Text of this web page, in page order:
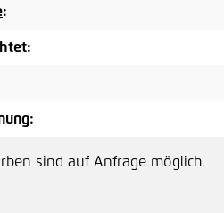
:
sind auf Anfrage möglich.